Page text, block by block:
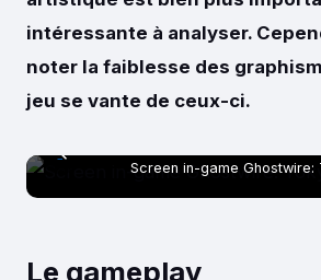
intéressante à analyser.
noter la faiblesse des
jeu se vante de ceux-ci.
Screen in-game Ghostwire:
Le gameplay